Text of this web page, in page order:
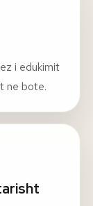
i edukimit
ne bote.